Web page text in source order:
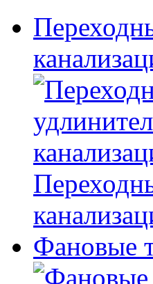
Фановые